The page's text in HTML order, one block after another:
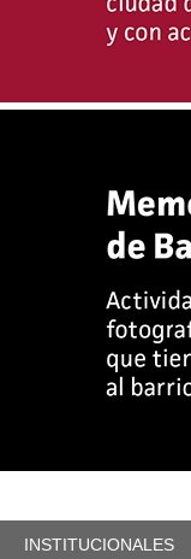
INSTITUCIONALES